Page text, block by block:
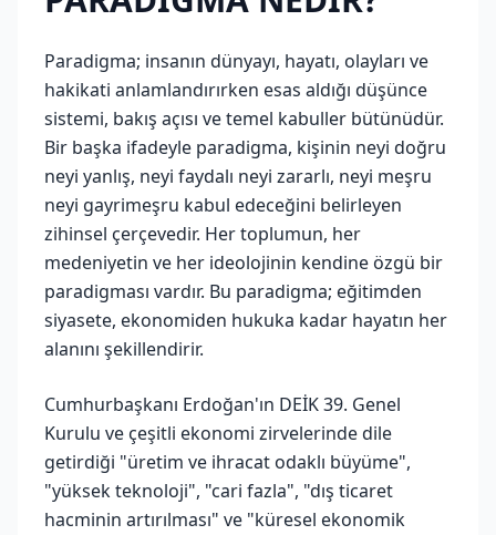
Paradigma; insanın dünyayı, hayatı, olayları ve
hakikati anlamlandırırken esas aldığı düşünce
sistemi, bakış açısı ve temel kabuller bütünüdür.
Bir başka ifadeyle paradigma, kişinin neyi doğru
neyi yanlış, neyi faydalı neyi zararlı, neyi meşru
neyi gayrimeşru kabul edeceğini belirleyen
zihinsel çerçevedir. Her toplumun, her
medeniyetin ve her ideolojinin kendine özgü bir
paradigması vardır. Bu paradigma; eğitimden
siyasete, ekonomiden hukuka kadar hayatın her
alanını şekillendirir.
Cumhurbaşkanı Erdoğan'ın DEİK 39. Genel
Kurulu ve çeşitli ekonomi zirvelerinde dile
getirdiği "üretim ve ihracat odaklı büyüme",
"yüksek teknoloji", "cari fazla", "dış ticaret
hacminin artırılması" ve "küresel ekonomik